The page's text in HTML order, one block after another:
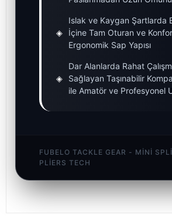
◈
Islak ve Kaygan Şartlarda
İçine Tam Oturan ve
Ergonomik Sap Yapısı
◈
Dar Alanlarda Rahat
Sağlayan Taşınabilir
ile Amatör ve Profesyonel
FUBELO TACKLE GEAR - MINI
PLIERS TECH